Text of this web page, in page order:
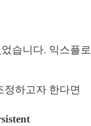
습니다. 익스플로
정하고자 한다면